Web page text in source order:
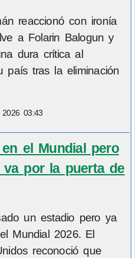
reaccionó con ironía
a Folarin Balogun y
dura crítica al
país tras la eliminación
03:43
el Mundial pero
por la puerta de
un estadio pero ya
Mundial 2026. El
reconoció que